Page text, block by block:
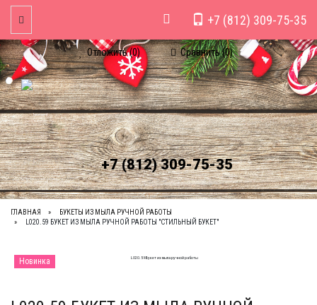
Отложить (0) Сравнить (0)
+7 (812) 309-75-35
+7 (812) 309-75-35
Toggle Navigation
ГЛАВНАЯ
БУКЕТЫ ИЗ МЫЛА РУЧНОЙ РАБОТЫ
L020.59 БУКЕТ ИЗ МЫЛА РУЧНОЙ РАБОТЫ "СТИЛЬНЫЙ БУКЕТ"
Новинка